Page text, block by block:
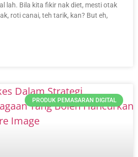
lah. Bila kita fikir nak diet, mesti otak
roti canai, teh tarik, kan? But eh,
PRODUK PEMASARAN DIGITAL